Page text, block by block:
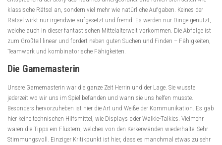
klassische Rätsel an, sondern viel mehr wie natürliche Aufgaben. Keines der
Rätsel wirkt nur irgendwie aufgesetzt und fremd. Es werden nur Dinge genutzt,
welche auch in dieser fantastischen Mittelalterwelt vorkommen. Die Abfolge ist
zum Großteil linear und fordert neben guten Suchen und Finden – Fähigkeiten,
Teamwork und kombinatorische Fähigkeiten.
Die Gamemasterin
Unsere Gamemasterin war die ganze Zeit Herrin und der Lage. Sie wusste
jederzeit wo wir uns im Spiel befanden und wann sie uns helfen musste.
Besonders hervorzuheben ist hier die Art und Weiße der Kommunikation. Es gab
hier keine technischen Hilfsmittel, wie Displays oder Walkie-Talkies. Vielmehr
waren die Tipps ein Flüstern, welches von den Kerkerwänden wiederhalte. Sehr
Stimmungsvoll. Einziger Kritikpunkt ist hier, dass es manchmal etwas zu sehr